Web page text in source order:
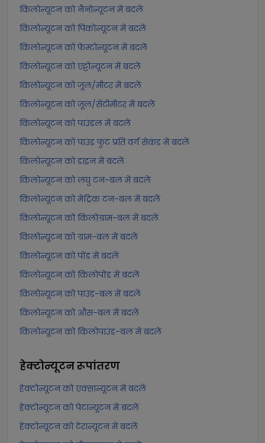
किलोन्यूटन को नैनोन्यूटन में बदलें
किलोन्यूटन को पिकोन्यूटन में बदलें
किलोन्यूटन को फेम्टोन्यूटन में बदलें
किलोन्यूटन को एट्टोन्यूटन में बदलें
किलोन्यूटन को जूल/मीटर में बदलें
किलोन्यूटन को जूल/सेंटीमीटर में बदलें
किलोन्यूटन को पाउंडल में बदलें
किलोन्यूटन को पाउंड फुट प्रति वर्ग सेकंड में बदलें
किलोन्यूटन को डाइन में बदलें
किलोन्यूटन को लघु टन-बल में बदलें
किलोन्यूटन को मेट्रिक टन-बल में बदलें
किलोन्यूटन को किलोग्राम-बल में बदलें
किलोन्यूटन को ग्राम-बल में बदलें
किलोन्यूटन को पोंड में बदलें
किलोन्यूटन को किलोपोंड में बदलें
किलोन्यूटन को पाउंड-बल में बदलें
किलोन्यूटन को औंस-बल में बदलें
किलोन्यूटन को किलोपाउंड-बल में बदलें
हेक्टोन्यूटनरूपांतरण
हेक्टोन्यूटन को एक्सान्यूटन में बदलें
हेक्टोन्यूटन को पेटान्यूटन में बदलें
हेक्टोन्यूटन को टेरान्यूटन में बदलें